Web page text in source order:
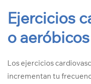
Ejercicios
o aeróbicos
Los ejercicios
incrementan tu